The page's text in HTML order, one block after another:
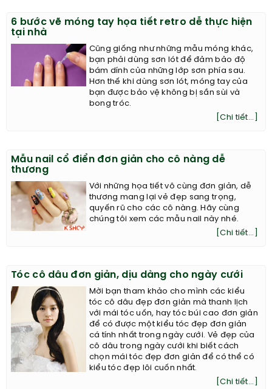
6 bước vẽ móng tay họa tiết retro dễ thực hiện
tại nhà
Cũng giống như những mẫu móng khác,
bạn phải dùng sơn lót để đảm bảo độ
bám dính của những lớp sơn phía sau.
Hơn thế khi dùng sơn lót, móng tay của
bạn được bảo vệ không bị sần sùi và
bong tróc.
[Chi tiết...]
Mẫu nail cổ điển đơn giản cho cô nàng dễ
thương
Với những họa tiết vô cùng đơn giản, dễ
thương mang lại vẻ đẹp sang trọng,
quyến rũ cho các cô nàng. Hãy cùng
chúng tôi xem các mẫu nail này nhé.
[Chi tiết...]
Tóc cô dâu đơn giản, dịu dàng cho ngày cưới
Mời bạn tham khảo cho mình các kiểu
tóc cô dâu đẹp đơn giản mà thanh lịch
với mái tóc uốn, hay tóc búi cao đơn giản
để có được một kiểu tóc đẹp đơn giản
cá tính nhất trong ngày cưới. Vẻ đẹp của
cô dâu trong ngày cưới khi biết cách
chọn mái tóc đẹp đơn giản để có thể có
kiểu tóc đẹp lôi cuốn nhất.
[Chi tiết...]